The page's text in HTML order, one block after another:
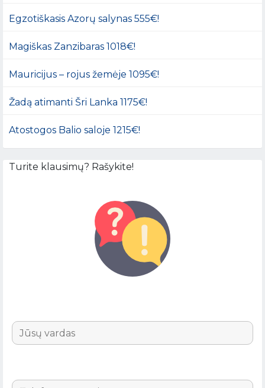
Egzotiškasis Azorų salynas 555€!
Magiškas Zanzibaras 1018€!
Mauricijus – rojus žemėje 1095€!
Žadą atimanti Šri Lanka 1175€!
Atostogos Balio saloje 1215€!
Turite klausimų? Rašykite!